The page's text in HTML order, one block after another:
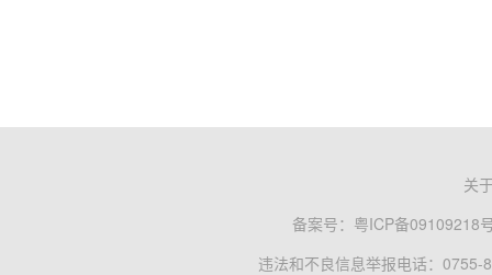
关
备案号： 粤ICP备09109218
违法和不良信息举报电话：0755-